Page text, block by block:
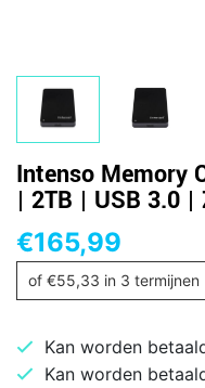
Intenso Memory
| 2TB | USB 3.0 |
€165,99
of €55,33 in 3 termijnen
Kan worden
Kan worden